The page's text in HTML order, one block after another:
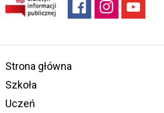
Strona główna
Szkoła
Uczeń